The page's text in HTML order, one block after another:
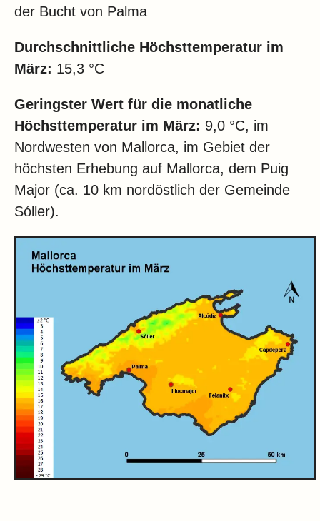
der Bucht von Palma
Durchschnittliche Höchsttemperatur im
März: 15,3 °C
Geringster Wert für die monatliche
Höchsttemperatur im März: 9,0 °C, im
Nordwesten von Mallorca, im Gebiet der
höchsten Erhebung auf Mallorca, dem Puig
Major (ca. 10 km nordöstlich der Gemeinde
Sóller).